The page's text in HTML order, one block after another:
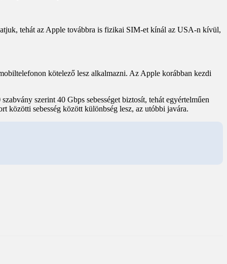
tehát az Apple továbbra is fizikai SIM-et kínál az USA-n kívül,
kötelező lesz alkalmazni. Az Apple korábban kezdi
szerint 40 Gbps sebességet biztosít, tehát egyértelműen
közötti sebesség között különbség lesz, az utóbbi javára.